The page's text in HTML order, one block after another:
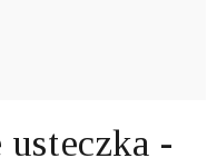
usteczka -